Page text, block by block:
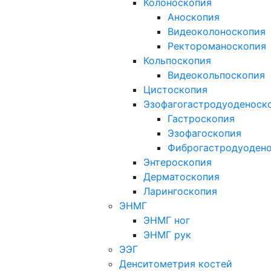
Колоноскопия
Аноскопия
Видеоколоноскопия
Ректороманоскопия
Кольпоскопия
Видеокольпоскопия
Цистоскопия
Гастроскопия
Эзофагоскопия
Энтероскопия
Дерматоскопия
Ларингоскопия
ЭНМГ
ЭНМГ ног
ЭНМГ рук
ЭЭГ
Денситометрия костей